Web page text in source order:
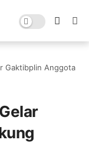
Gaktibplin Anggota